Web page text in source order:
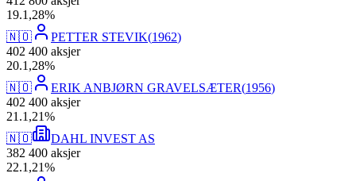
19.1,28%
🇳🇴
PETTER STEVIK(1962)
402 400 aksjer
20.1,28%
🇳🇴
ERIK ANBJØRN GRAVELSÆTER(1956)
402 400 aksjer
21 .1,21%
🇳🇴
DAHL INVEST AS
382 400 aksjer
22.1,21%